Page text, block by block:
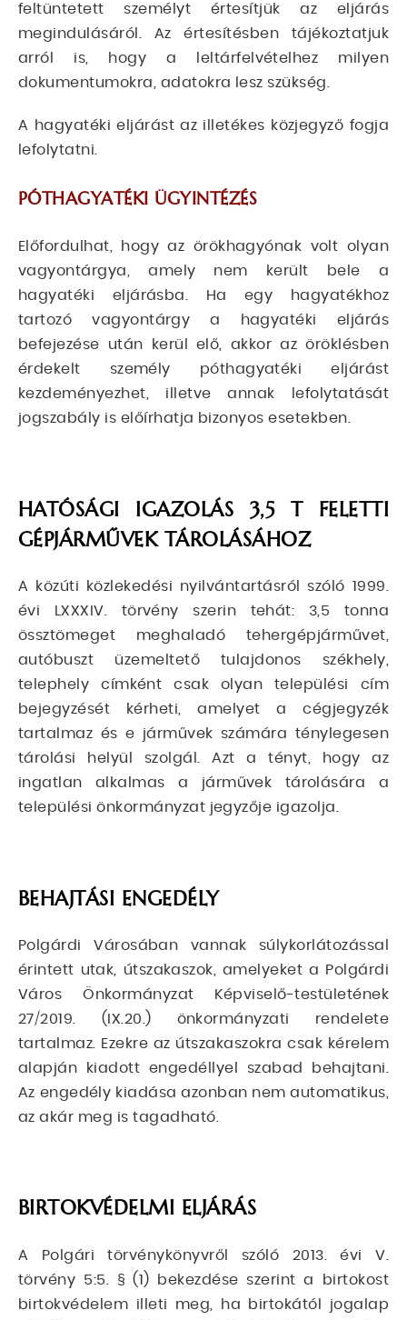
feltüntetett személyt értesítjük az eljárás
megindulásáról. Az értesítésben tájékoztatjuk
arról is, hogy a leltárfelvételhez milyen
dokumentumokra, adatokra lesz szükség.
A hagyatéki eljárást az illetékes közjegyző fogja
lefolytatni.
PÓTHAGYATÉKI ÜGYINTÉZÉS
Előfordulhat, hogy az örökhagyónak volt olyan
vagyontárgya, amely nem került bele a
hagyatéki eljárásba. Ha egy hagyatékhoz
tartozó vagyontárgy a hagyatéki eljárás
befejezése után kerül elő, akkor az öröklésben
érdekelt személy póthagyatéki eljárást
kezdeményezhet, illetve annak lefolytatását
jogszabály is előírhatja bizonyos esetekben.
HATÓSÁGI IGAZOLÁS 3,5 T FELETTI
GÉPJÁRMŰVEK TÁROLÁSÁHOZ
A közúti közlekedési nyilvántartásról szóló 1999.
évi LXXXIV. törvény szerin tehát: 3,5 tonna
össztömeget meghaladó tehergépjárművet,
autóbuszt üzemeltető tulajdonos székhely,
telephely címként csak olyan települési cím
bejegyzését kérheti, amelyet a cégjegyzék
tartalmaz és e járművek számára ténylegesen
tárolási helyül szolgál. Azt a tényt, hogy az
ingatlan alkalmas a járművek tárolására a
települési önkormányzat jegyzője igazolja.
BEHAJTÁSI ENGEDÉLY
Polgárdi Városában vannak súlykorlátozással
érintett utak, útszakaszok, amelyeket a Polgárdi
Város Önkormányzat Képviselő-testületének
27/2019. (IX.20.) önkormányzati rendelete
tartalmaz. Ezekre az útszakaszokra csak kérelem
alapján kiadott engedéllyel szabad behajtani.
Az engedély kiadása azonban nem automatikus,
az akár meg is tagadható.
BIRTOKVÉDELMI ELJÁRÁS
A Polgári törvénykönyvről szóló 2013. évi V.
törvény 5:5. § (1) bekezdése szerint a birtokost
birtokvédelem illeti meg, ha birtokától jogalap